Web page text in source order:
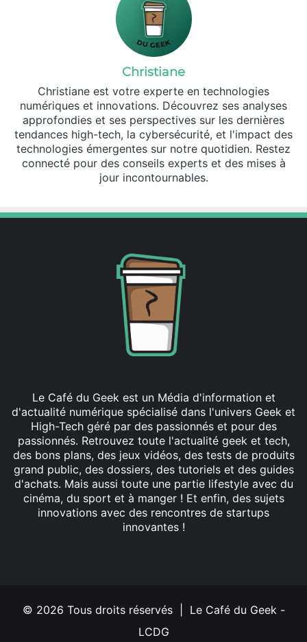
Christiane
Christiane est votre experte en technologies
numériques et innovations. Découvrez ses analyses
approfondies et ses perspectives sur les dernières
tendances high-tech, la cybersécurité, et l'impact des
technologies émergentes sur notre quotidien. Restez
connecté pour des conseils experts et des mises à
jour incontournables.
Le Café du Geek est un Média d'information et
d'actualité numérique spécialisé dans l'univers Geek et
High-Tech géré par des passionnés et pour des
passionnés. Retrouvez toute l'actualité geek et tech,
des bons plans, des jeux vidéos, des tests de produits
grand public, des dossiers, des tutoriels et des guides
d'achats. Mais aussi toute une partie lifestyle avec du
cinéma, du sport et à manger ! Et enfin, des sujets
innovations avec des rencontres de startups
innovantes !
© 2026 Tous droits réservés | Le Café du Geek -
LCDG